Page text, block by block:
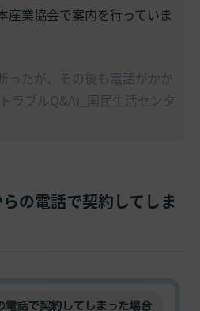
産業協会で案内を行っていま
ったが、その後も電話がかか
ラブルQ&A)_国民生活センタ
の電話で契約してしま